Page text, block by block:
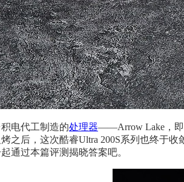
电代工制造的处理器——Arrow Lake，即
之后，这次酷睿Ultra 200S系列也终于
通过本篇评测揭晓答案吧。